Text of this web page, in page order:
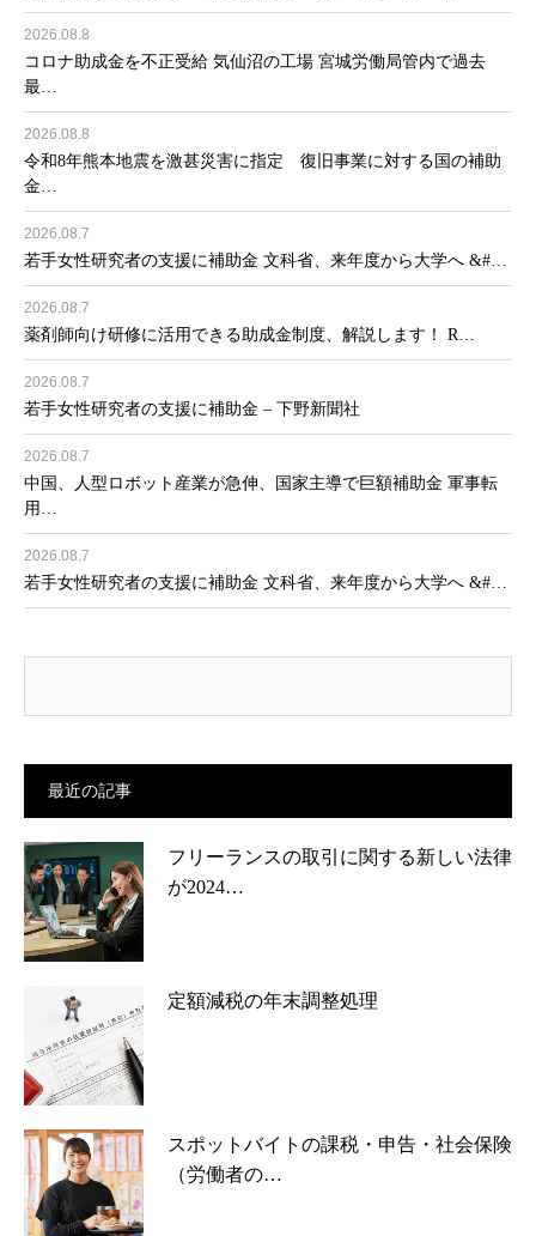
2026.08.8
コロナ助成金を不正受給 気仙沼の工場 宮城労働局管内で過去
最…
2026.08.8
令和8年熊本地震を激甚災害に指定 復旧事業に対する国の補助
金…
2026.08.7
若手女性研究者の支援に補助金 文科省、来年度から大学へ &#…
2026.08.7
薬剤師向け研修に活用できる助成金制度、解説します！ R…
2026.08.7
若手女性研究者の支援に補助金 – 下野新聞社
2026.08.7
中国、人型ロボット産業が急伸、国家主導で巨額補助金 軍事転
用…
2026.08.7
若手女性研究者の支援に補助金 文科省、来年度から大学へ &#…
最近の記事
フリーランスの取引に関する新しい法律
が2024…
定額減税の年末調整処理
スポットバイトの課税・申告・社会保険
（労働者の…